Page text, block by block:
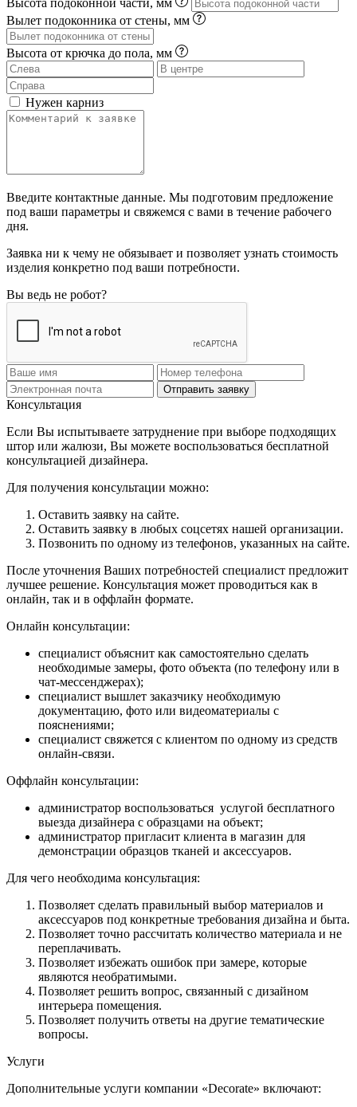
Вылет подоконника от стены, мм
Высота от крючка до пола, мм
Нужен карниз
Введите контактные данные. Мы подготовим предложение
под ваши параметры и свяжемся с вами в течение рабочего
дня.
Заявка ни к чему не обязывает и позволяет узнать стоимость
изделия конкретно под ваши потребности.
Вы ведь не робот?
Отправить заявку
Консультация
Если Вы испытываете затруднение при выборе подходящих
штор или жалюзи, Вы можете воспользоваться бесплатной
консультацией дизайнера.
Для получения консультации можно:
Оставить заявку на сайте.
Оставить заявку в любых соцсетях нашей организации.
Позвонить по одному из телефонов, указанных на сайте.
После уточнения Ваших потребностей специалист предложит
лучшее решение. Консультация может проводиться как в
онлайн, так и в оффлайн формате.
Онлайн консультации:
специалист объяснит как самостоятельно сделать
необходимые замеры, фото объекта (по телефону или в
чат-мессенджерах);
специалист вышлет заказчику необходимую
документацию, фото или видеоматериалы с
пояснениями;
специалист свяжется с клиентом по одному из средств
онлайн-связи.
Оффлайн консультации:
администратор воспользоваться услугой бесплатного
выезда дизайнера с образцами на объект;
администратор пригласит клиента в магазин для
демонстрации образцов тканей и аксессуаров.
Для чего необходима консультация:
Позволяет сделать правильный выбор материалов и
аксессуаров под конкретные требования дизайна и быта.
Позволяет точно рассчитать количество материала и не
переплачивать.
Позволяет избежать ошибок при замере, которые
являются необратимыми.
Позволяет решить вопрос, связанный с дизайном
интерьера помещения.
Позволяет получить ответы на другие тематические
вопросы.
Услуги
Дополнительные услуги компании «Decorate» включают: